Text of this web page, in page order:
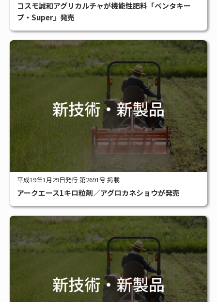
コスモ誠和アグリカルチャが機能性肥料「ペンタキー
プ・Super」発売
平成19年1月29日発行 第2691号 掲載
アークエース1キロ粒剤／アグロカネショウが発売